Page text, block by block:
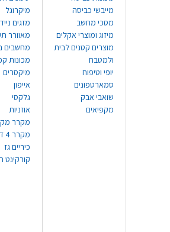
מייבשי כביסה
מסכי מחשב
מיזוג ומוצרי אקלים
מוצרים קטנים לבית
ולמטבח
יופי וטיפוח
סמארטפונים
שואבי אבק
מקפיאים
מיקרוגל
מזגים
מאוורר
מחשבים
מכונות
מיקסרים
אייפון
גלקסי
אוזניות
מקרר
מקרר 4 דלתות
כיריים גז
קורקינט